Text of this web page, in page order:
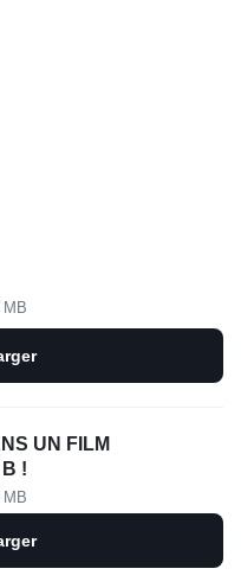
MB
UN FILM
!
MB